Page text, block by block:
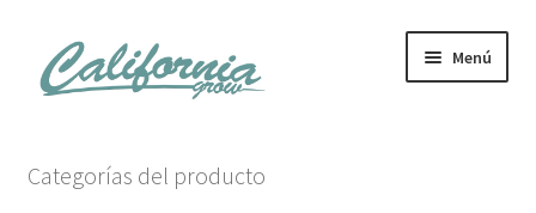
al
contenido
Menú
Categorías del producto